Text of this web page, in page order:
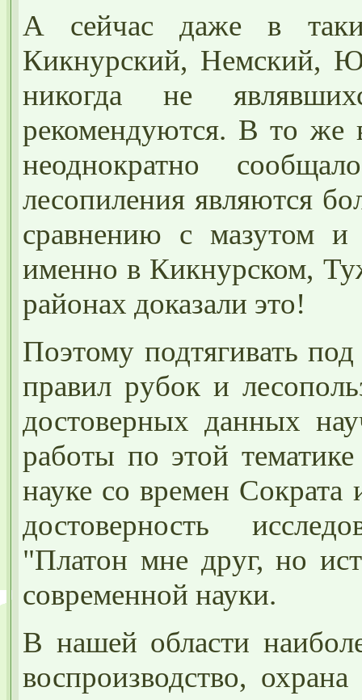
А сейчас даже в
Кикнурский, Немский,
никогда не
рекомендуются. В то же
неоднократно
лесопиления являются
сравнению с мазутом
именно в Кикнурском,
районах доказали это!
Поэтому подтягивать
правил рубок и
достоверных данных
работы по этой
науке со времен Сократа
достоверность
"Платон мне друг, но
современной науки.
В нашей области
воспроизводство,